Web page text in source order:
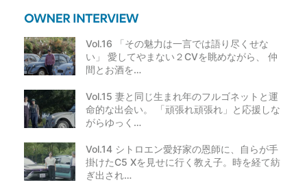
Vol.16 「その魅力は一言では語り尽くせな
い」 愛してやまない２CVを眺めながら、 仲
間とお酒を…
Vol.15 妻と同じ生まれ年のフルゴネットと運
命的な出会い。 「頑張れ頑張れ」と応援しな
がらゆっく…
Vol.14 シトロエン愛好家の恩師に、自らが手
掛けたC5 Xを見せに行く教え子。時を経て紡
ぎ出され…